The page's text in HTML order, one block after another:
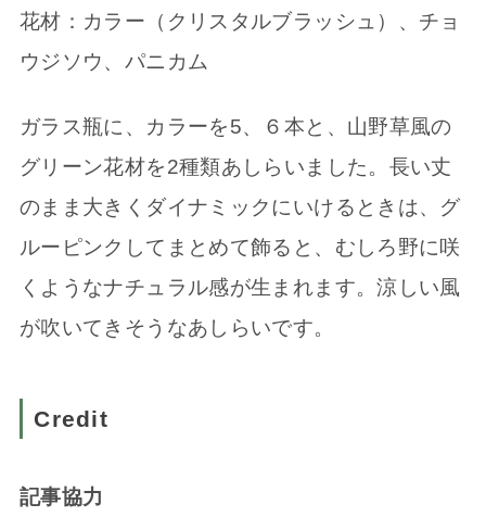
花材：カラー（クリスタルブラッシュ）、チョ
ウジソウ、パニカム
ガラス瓶に、カラーを5、６本と、山野草風の
グリーン花材を2種類あしらいました。長い丈
のまま大きくダイナミックにいけるときは、グ
ルーピンクしてまとめて飾ると、むしろ野に咲
くようなナチュラル感が生まれます。涼しい風
が吹いてきそうなあしらいです。
Credit
記事協力